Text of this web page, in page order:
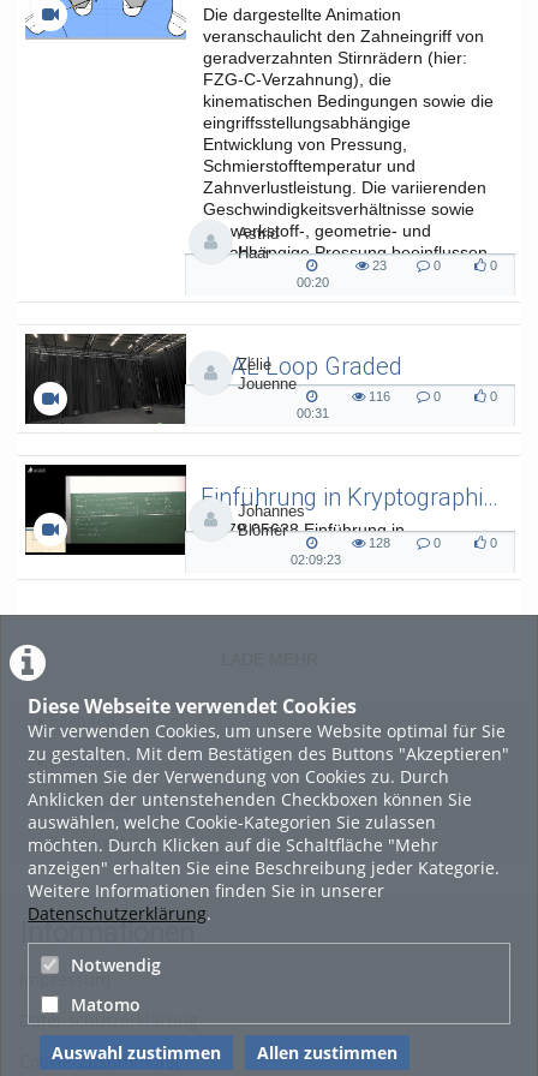
Diese Webseite verwendet Cookies
Wir verwenden Cookies, um unsere Website optimal für Sie
zu gestalten. Mit dem Bestätigen des Buttons "Akzeptieren"
stimmen Sie der Verwendung von Cookies zu. Durch
Anklicken der untenstehenden Checkboxen können Sie
auswählen, welche Cookie-Kategorien Sie zulassen
möchten. Durch Klicken auf die Schaltfläche "Mehr
anzeigen" erhalten Sie eine Beschreibung jeder Kategorie.
Weitere Informationen finden Sie in unserer
Datenschutzerklärung.
Notwendig
Matomo
Auswahl zustimmen Allen zustimmen
Die dargestellte Animation
veranschaulicht den Zahneingriff von
geradverzahnten Stirnrädern (hier:
FZG-C-Verzahnung), die
kinematischen Bedingungen sowie die
eingriffsstellungsabhängige
Entwicklung von Pressung,
Schmierstofftemperatur und
Zahnverlustleistung. Die variierenden
Geschwindigkeitsverhältnisse sowie
die werkstoff-, geometrie- und
lastabhängige Pressung beeinflussen
Astrid
Haar
00:20
00:20
23
views
0
Kommentare
0
likes
SAAL Loop Graded
SAAL Musikinformatik
Zélie
Jouenne
00:31
00:31
116
views
0
Kommentare
0
likes
Einführung in Kryptographie (in English) 15
L.079.05638 Einführung in
Kryptographie (in English) - SoSe 26
Johannes
Blömer
02:09:23
02:09:23
128
views
0
Kommentare
0
likes
Beliebtheit
Bewertung
Kommentare
Informationen
Impressum
Datenschutzerklärung
Cookie-Zustimmung